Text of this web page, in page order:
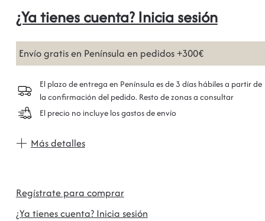
¿Ya tienes cuenta? Inicia sesión
Envío gratis en Península en pedidos +300€
El plazo de entrega en Península es de 3 días hábiles a partir de
la confirmación del pedido. Resto de zonas a consultar
El precio no incluye los gastos de envío
Más detalles
Regístrate para comprar
¿Ya tienes cuenta? Inicia sesión